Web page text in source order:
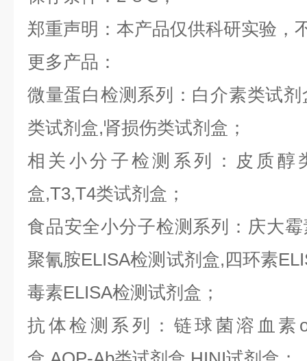
郑重声明：本产品仅供科研实验，
更多产品：
微量蛋白检测系列：白介素类试
类试剂盒,肾损伤类试剂盒；
相关小分子检测系列：皮质醇
盒,T3,T4类试剂盒；
食品安全小分子检测系列：庆大
聚氰胺ELISA检测试剂盒,四环素
毒素ELISA检测试剂盒；
抗体检测系列：链球菌溶血素